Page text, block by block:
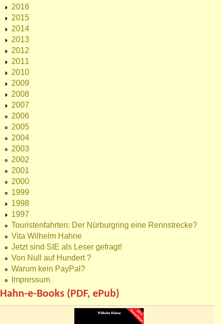
2016
2015
2014
2013
2012
2011
2010
2009
2008
2007
2006
2005
2004
2003
2002
2001
2000
1999
1998
1997
Touristenfahrten: Der Nürburgring eine Rennstrecke?
Vita Wilhelm Hahne
Jetzt sind SIE als Leser gefragt!
Von Null auf Hundert ?
Warum kein PayPal?
Impressum
Hahn-e-Books (PDF, ePub)